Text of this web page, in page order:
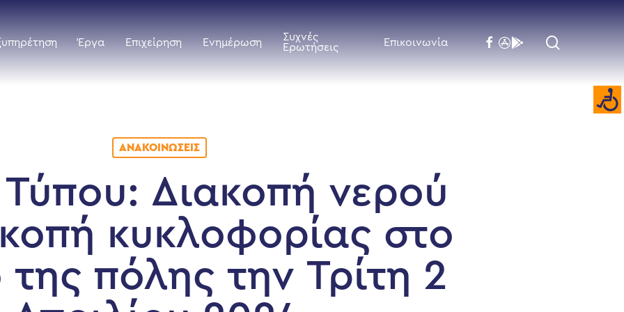
Έργα Επιχείρηση Ενημέρωση
Συχνές
Ερωτήσεις
Επικοινωνία facebook
flickrbehance
ΑΝΑΚΟΙΝΏΣΕΙΣ
Τύπου: Διακοπή νερού
κυκλοφορίας στο
της πόλης την Τρίτη 2